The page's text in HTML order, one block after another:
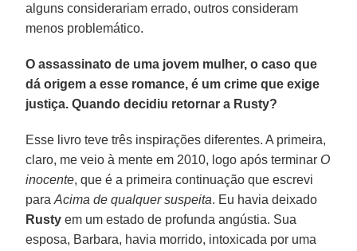
alguns considerariam errado, outros consideram
menos problemático.
O assassinato de uma jovem mulher, o caso que
dá origem a esse romance, é um crime que exige
justiça. Quando decidiu retornar a Rusty?
Esse livro teve três inspirações diferentes. A primeira,
claro, me veio à mente em 2010, logo após terminar O
inocente, que é a primeira continuação que escrevi
paraAcima de qualquer suspeita. Eu havia deixado
Rusty em um estado de profunda angústia. Sua
esposa, Barbara, havia morrido, intoxicada por uma